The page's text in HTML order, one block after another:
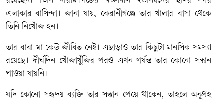
এলাকার বাসিন্দা। জানা যায়, কেরানীগঞ্জে তার খালার বাসা থেকে
তিনি নিখোঁজ হন।
তার বাবা-মা কেউ জীবিত নেই। এছাড়াও তার কিছুটা মানসিক সমস্যা
রয়েছে। দীর্ঘদিন খোঁজাখুঁজির পরও এখন পর্যন্ত তার কোনো সন্ধান
পাওয়া যায়নি।
যদি কোনো সহৃদয় ব্যক্তি তার সন্ধান পেয়ে থাকেন, তাহলে অনুগ্রহ